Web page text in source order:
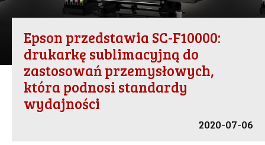
Epson przedstawia SC-F10000:
drukarkę sublimacyjną do
zastosowań przemysłowych,
która podnosi standardy
wydajności
2020-07-06